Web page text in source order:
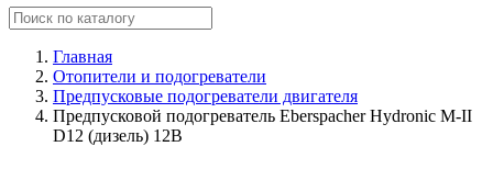
Главная
Отопители и подогреватели
Предпусковые подогреватели двигателя
Предпусковой подогреватель Eberspacher Hydronic M-II
D12 (дизель) 12В